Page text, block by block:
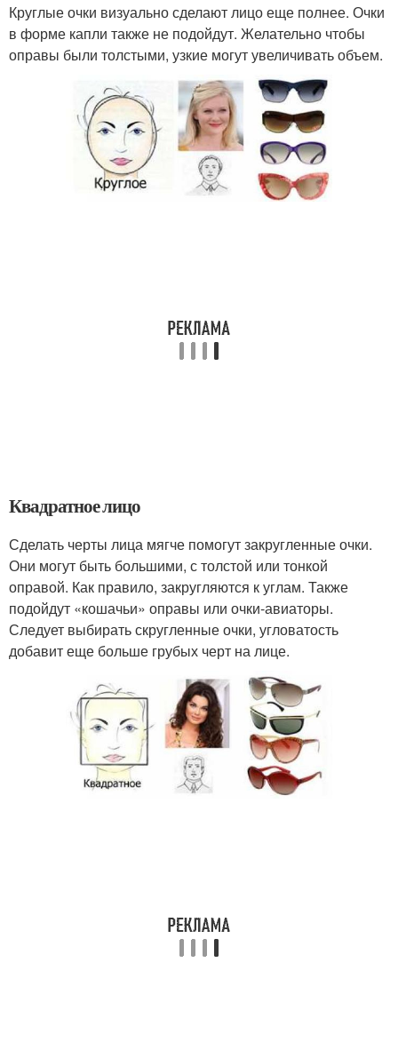
Круглые очки визуально сделают лицо еще полнее. Очки
в форме капли также не подойдут. Желательно чтобы
оправы были толстыми, узкие могут увеличивать объем.
Квадратное лицо
Сделать черты лица мягче помогут закругленные очки.
Они могут быть большими, с толстой или тонкой
оправой. Как правило, закругляются к углам. Также
подойдут «кошачьи» оправы или очки-авиаторы.
Следует выбирать скругленные очки, угловатость
добавит еще больше грубых черт на лице.